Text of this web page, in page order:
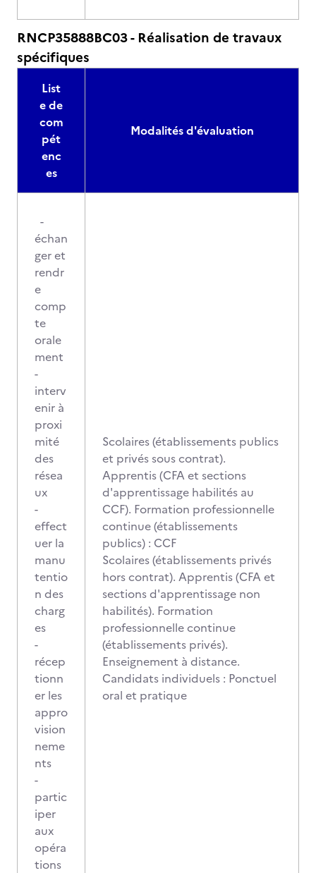
RNCP35888BC03 - Réalisation de travaux
spécifiques
List
e de
com
pét
enc
es
Modalités d'évaluation
-
échan
ger et
rendr
e
comp
te
orale
ment
-
interv
enir à
proxi
mité
des
résea
ux
-
effect
uer la
manu
tentio
n des
charg
es
-
récep
tionn
er les
appro
vision
neme
nts
-
partic
iper
aux
opéra
tions
Scolaires (établissements publics
et privés sous contrat).
Apprentis (CFA et sections
d'apprentissage habilités au
CCF). Formation professionnelle
continue (établissements
publics) : CCF
Scolaires (établissements privés
hors contrat). Apprentis (CFA et
sections d'apprentissage non
habilités). Formation
professionnelle continue
(établissements privés).
Enseignement à distance.
Candidats individuels : Ponctuel
oral et pratique